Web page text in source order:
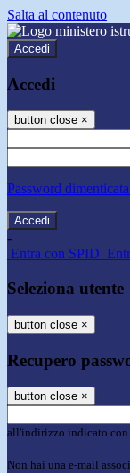
Salta al contenuto
Accedi
Accedi
button close ×
Password
-
Entra con SPID
Seleziona utente
button close ×
Recupero
button close ×
all'indirizzo indicato con
Non hai una e-mail